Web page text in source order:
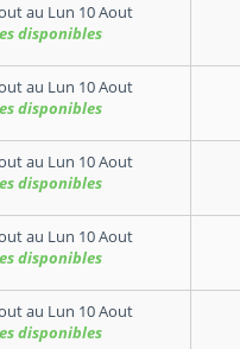
au Lun 10 Aout
disponibles
au Lun 10 Aout
disponibles
au Lun 10 Aout
disponibles
au Lun 10 Aout
disponibles
au Lun 10 Aout
disponibles